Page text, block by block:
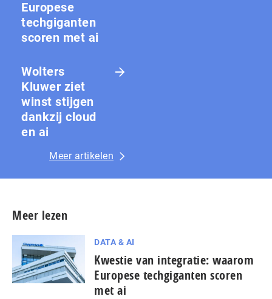
Europese
techgiganten
scoren met ai
Wolters
Kluwer ziet
winst stijgen
dankzij cloud
en ai
Meer artikelen
Meer lezen
DATA & AI
Kwestie van integratie: waarom
Europese techgiganten scoren
met ai